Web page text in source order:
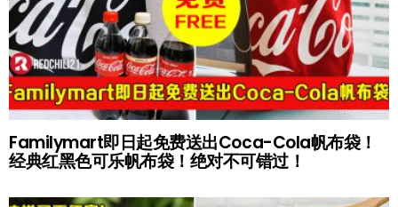
Familymart即日起免费送出Coca-Cola帆布袋！
经典红黑色可乐帆布袋！绝对不可错过！